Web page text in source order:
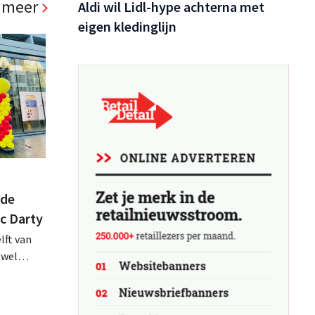
Darty
van
Aldi wil Lidl-hype achterna met
eigen kledinglijn